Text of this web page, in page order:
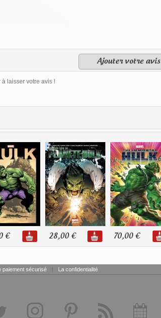
Ajouter votre avis
à laisser votre avis !
€ 28,00 € 70,00 €
paiement sécurisé | La confidentialité